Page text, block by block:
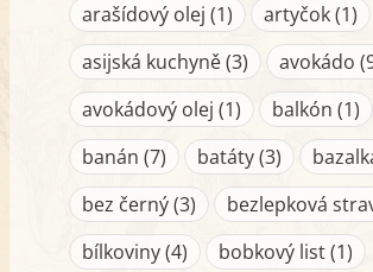
arašídový olej (1)
artyčok (1)
asijská kuchyně (3)
avokádo
avokádový olej (1)
balkón (1)
banán (7)
batáty (3)
bez černý (3)
bezlepková
bílkoviny (4)
bobkový list (1)